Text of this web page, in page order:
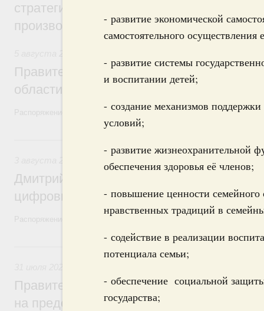
- развитие экономической
самостоятельного
- развитие системы
и воспитании детей;
- создание механизмов
условий;
- развитие жизнеохранительной
обеспечения здоровья её членов;
- повышение ценности семейного
нравственных традиций в
- содействие в реализации
потенциала семьи;
- обеспечение социальной
государства;
стратегической сессии, посвящённой
производительности труда
Правительство увеличило объём
области в рамках федерального
Распоряжение от 3 августа 2026 года №2067-р
Дмитрий Григоренко возглавил штаб по
цифровых платформ
31 июля, пятница
Правительство направит регионам
на предоставление мер социальной